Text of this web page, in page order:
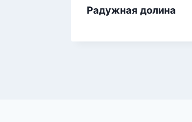
Радужная долина